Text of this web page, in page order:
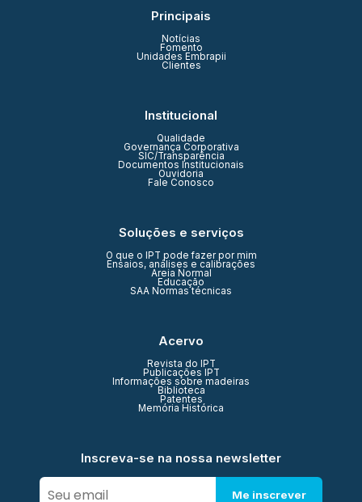
Principais
Notícias
Fomento
Unidades Embrapii
Clientes
Institucional
Qualidade
Governança Corporativa
SIC/Transparência
Documentos Institucionais
Ouvidoria
Fale Conosco
Soluções e serviços
O que o IPT pode fazer por mim
Ensaios, análises e calibrações
Areia Normal
Educação
SAA Normas técnicas
Acervo
Revista do IPT
Publicações IPT
Informações sobre madeiras
Biblioteca
Patentes
Memória Histórica
Inscreva-se na nossa newsletter
Me inscrever